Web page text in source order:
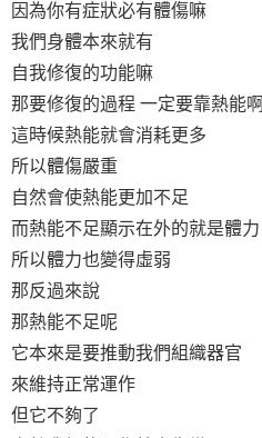
因為你有症狀必有體傷嘛
我們身體本來就有
自我修復的功能嘛
那要修復的過程 一定要靠熱能啊
這時候熱能就會消耗更多
所以體傷嚴重
自然會使熱能更加不足
而熱能不足顯示在外的就是體力
所以體力也變得虛弱
那反過來說
那熱能不足呢
它本來是要推動我們組織器官
來維持正常運作
但它不夠了